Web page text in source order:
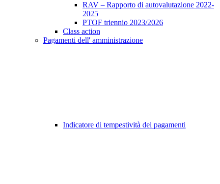
RAV – Rapporto di autovalutazione 2022-
2025
PTOF triennio 2023/2026
Class action
Pagamenti dell' amministrazione
Indicatore di tempestività dei pagamenti